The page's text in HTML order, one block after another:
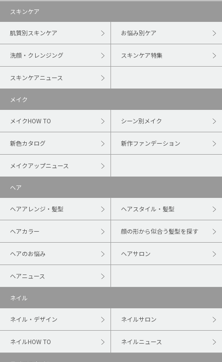
スキンケア
肌質別スキンケア お悩み別ケア
洗顔・クレンジング スキンケア特集
スキンケアニュース
メイク
メイクHOW TO シーン別メイク
新色カタログ 新作ファンデーション
メイクアップニュース
ヘア
ヘアアレンジ・髪型 ヘアスタイル・髪型
ヘアカラー 顔の形から似合う髪型を探す
ヘアのお悩み ヘアサロン
ヘアニュース
ネイル
ネイル・デザイン ネイルサロン
ネイルHOW TO ネイルニュース